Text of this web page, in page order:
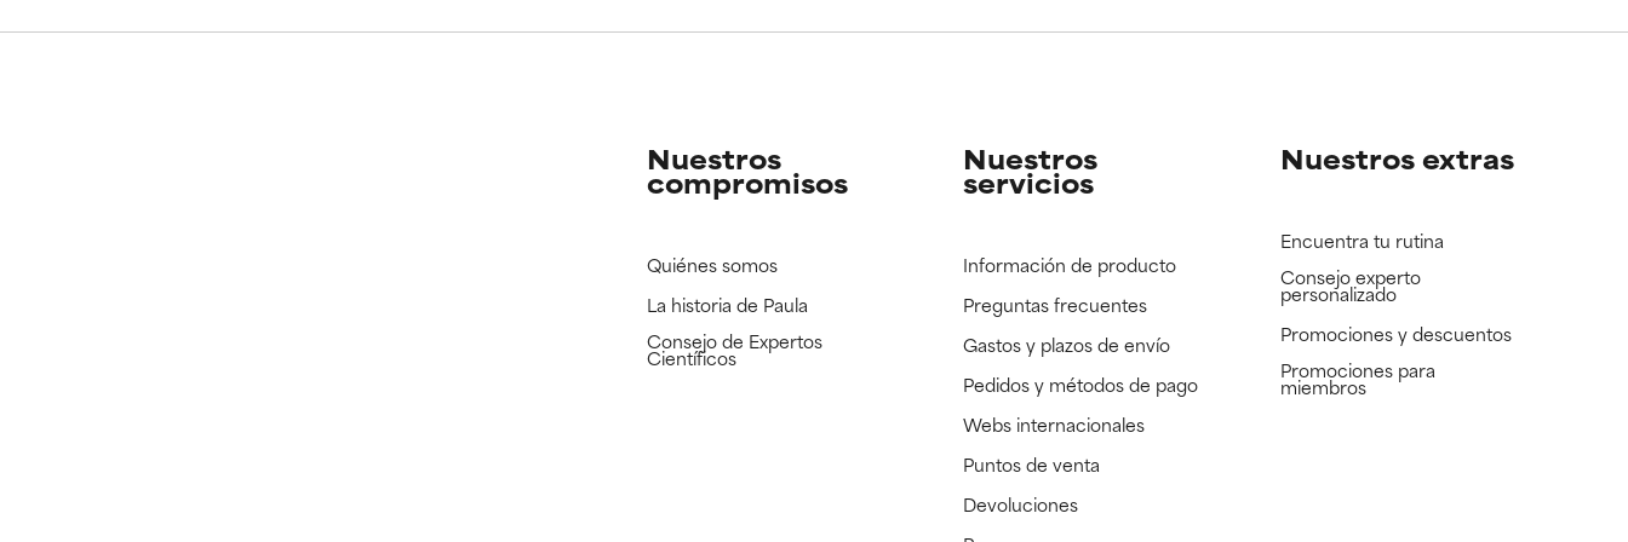
Ingrediente registrado, pero con la información científica disponible pendiente de revisar.
Ingrediente registrado, pero con la información científica disponible pendiente de revisar.
Nuestros
compromisos
Quiénes somos
La historia de Paula
Consejo de Expertos
Científicos
Nuestros
servicios
Información de producto
Preguntas frecuentes
Gastos y plazos de envío
Pedidos y métodos de pago
Webs internacionales
Puntos de venta
Devoluciones
Nuestros extras
Encuentra tu rutina
Consejo experto
personalizado
Promociones y descuentos​
Promociones para
miembros